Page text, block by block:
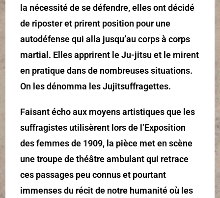
la nécessité de se défendre, elles ont décidé
de riposter et prirent position pour une
autodéfense qui alla jusqu’au corps à corps
martial. Elles apprirent le Ju-jitsu et le mirent
en pratique dans de nombreuses situations.
On les dénomma les Jujitsuffragettes.
Faisant écho aux moyens artistiques que les
suffragistes utilisèrent lors de l’Exposition
des femmes de 1909, la pièce met en scène
une troupe de théâtre ambulant qui retrace
ces passages peu connus et pourtant
immenses du récit de notre humanité où les